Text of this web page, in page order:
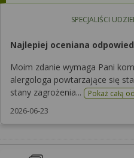
SPECJALIŚCI
Najlepiej oceniana
Moim zdanie wymaga Pani
alergologa powtarzające się
stany zagrożenia...
Pokaż całą
2026-06-23